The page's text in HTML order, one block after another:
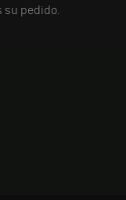
su pedido.